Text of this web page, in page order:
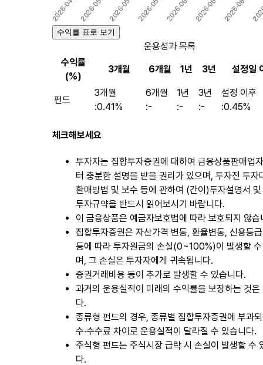
수익률 표로 보기
운용성과 목록
수익률
(%)
3개월 6개월 1년 3년 설정일
펀드
3개월
:0.41%
6개월
:-
1년
:-
3년
:-
설정 이후
:0.45%
체크해보세요
투자자는 집합투자증권에 대하여 금융상품판매업
터 충분한 설명을 받을 권리가 있으며, 투자전 투자
환매방법 및 보수 등에 관하여 (간이)투자설명서
투자규약을 반드시 읽어보시기 바랍니다.
이 금융상품은 예금자보호법에 따라 보호되지 않습
집합투자증권은 자산가격 변동, 환율변동, 신용등
등에 따라 투자원금의 손실(0~100%)이 발생할
며, 그 손실은 투자자에게 귀속됩니다.
증권거래비용 등이 추가로 발생할 수 있습니다.
과거의 운용실적이 미래의 수익률을 보장하는 것은
다.
종류형 펀드의 경우, 종류별 집합투자증권에 부과
수∙수수료 차이로 운용실적이 달라질 수 있습니다.
주식형 펀드는 주식시장 급락 시 손실이 발생할 수
다.